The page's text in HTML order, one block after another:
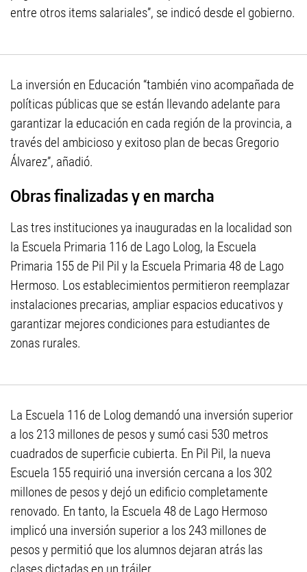
entre otros items salariales”, se indicó desde el gobierno.
La inversión en Educación “también vino acompañada de
políticas públicas que se están llevando adelante para
garantizar la educación en cada región de la provincia, a
través del ambicioso y exitoso plan de becas Gregorio
Álvarez”, añadió.
Obras finalizadas y en marcha
Las tres instituciones ya inauguradas en la localidad son
la Escuela Primaria 116 de Lago Lolog, la Escuela
Primaria 155 de Pil Pil y la Escuela Primaria 48 de Lago
Hermoso. Los establecimientos permitieron reemplazar
instalaciones precarias, ampliar espacios educativos y
garantizar mejores condiciones para estudiantes de
zonas rurales.
La Escuela 116 de Lolog demandó una inversión superior
a los 213 millones de pesos y sumó casi 530 metros
cuadrados de superficie cubierta. En Pil Pil, la nueva
Escuela 155 requirió una inversión cercana a los 302
millones de pesos y dejó un edificio completamente
renovado. En tanto, la Escuela 48 de Lago Hermoso
implicó una inversión superior a los 243 millones de
pesos y permitió que los alumnos dejaran atrás las